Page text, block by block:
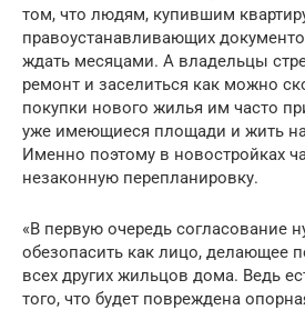
том, что людям, купившим
правоустанавливающих
ждать месяцами. А владельцы
ремонт и заселиться как можно
покупки нового жилья им часто
уже имеющиеся площади и жить
Именно поэтому в новостройках
незаконную перепланировку.
«В первую очередь согласование
обезопасить как лицо, делающее
всех других жильцов дома. Ведь
того, что будет повреждена